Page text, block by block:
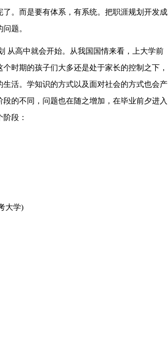
。而是要有体系，有系统。把职涯规划开发成
题。
从高中就会开始。从我国国情来看，上大学前
时期的孩子们大多还是处于家长的控制之下，
活。学知识的方式以及面对社会的方式也会产
的不同，问题也在随之增加，在毕业前夕进入
段：
大学)